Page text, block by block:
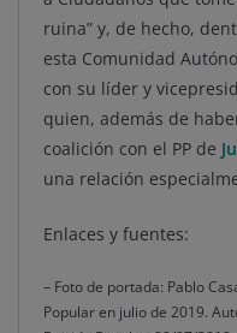
ruina” y, de hecho,
esta Comunidad
con su líder y
quien, además de
coalición con el PP de
una relación
Enlaces y fuentes:
– Foto de portada: Pablo
Popular en julio de 2019.